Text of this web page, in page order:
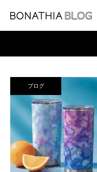
ブログ